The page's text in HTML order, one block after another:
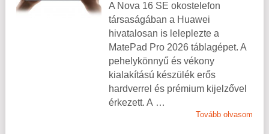
A Nova 16 SE okostelefon
társaságában a Huawei
hivatalosan is leleplezte a
MatePad Pro 2026 táblagépet. A
pehelykönnyű és vékony
kialakítású készülék erős
hardverrel és prémium kijelzővel
érkezett. A …
Tovább olvasom